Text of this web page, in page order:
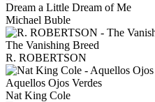
Dream a Little Dream of Me
Michael Buble
The Vanishing Breed
R. ROBERTSON
Aquellos Ojos Verdes
Nat King Cole